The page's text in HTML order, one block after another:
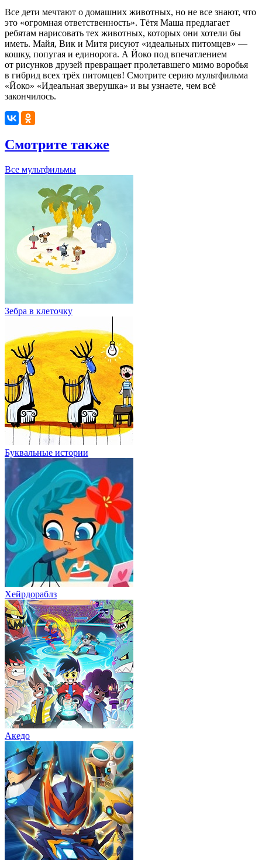
Все дети мечтают о домашних животных, но не все знают, что
это «огромная ответственность». Тётя Маша предлагает
ребятам нарисовать тех животных, которых они хотели бы
иметь. Майя, Вик и Митя рисуют «идеальных питомцев» —
кошку, попугая и единорога. А Йоко под впечатлением
от рисунков друзей превращает пролетавшего мимо воробья
в гибрид всех трёх питомцев! Смотрите серию мультфильма
«Йоко» «Идеальная зверушка» и вы узнаете, чем всё
закончилось.
Смотрите также
Все мультфильмы
Зебра в клеточку
Буквальные истории
Хейрдораблз
Акедо